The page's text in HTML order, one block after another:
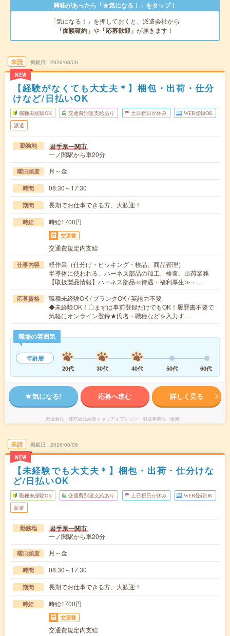
興味があったら「★気になる！」をタップ！
「気になる！」を押しておくと、派遣会社から
「面談確約」 や 「応募歓迎」 が届きます！
未読
NEW
掲載日 2026/08/06
【経験がなくても大丈夫＊】梱包・出荷・仕分
けなど/日払いOK
職種未経験OK 交通費別途支給あり 土日祝日が休み WEB登録OK
派遣
勤務地 岩手県一関市
一ノ関駅から車20分
曜日頻度 月～金
時間 08:30～17:30
期間 長期でお仕事できる方、大歓迎！
時給 時給1700円
交通費
交通費規定内支給
仕事内容
軽作業（仕分け・ピッキング・検品、商品管理）
半導体に使われる、ハーネス部品の加工、検査、出荷業務
【取扱製品情報】ハーネス部品≪待遇・福利厚生≫・…
応募資格
職種未経験OK / ブランクOK / 英語力不要
◆未経験OK！〇まずは事前登録だけでもOK！履歴書不要で
気軽にオンライン登録★氏名・職種などを入力す…
職場の雰囲気
年齢層
20代
30代 40代 50代 60代
気になる! 応募へ進む 詳しく見る
派遣会社 株式会社綜合キャリアオプション 製造事業部（全国）
未読
NEW
掲載日 2026/08/06
【未経験でも大丈夫＊】梱包・出荷・仕分けな
ど/日払いOK
職種未経験OK 交通費別途支給あり 土日祝日が休み WEB登録OK
派遣
勤務地 岩手県一関市
一ノ関駅から車20分
曜日頻度 月～金
時間 08:30～17:30
期間 長期でお仕事できる方、大歓迎！
時給 時給1700円
交通費
交通費規定内支給